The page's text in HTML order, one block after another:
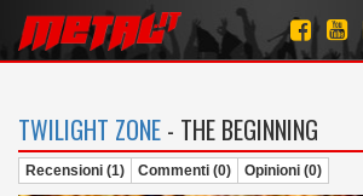
TWILIGHT ZONE - THE BEGINNING
Recensioni (1) Commenti (0) Opinioni (0)